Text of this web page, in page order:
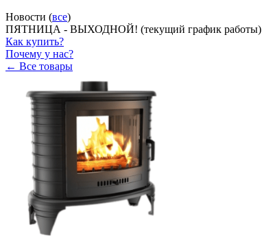
Новости (все)
ПЯТНИЦА - ВЫХОДНОЙ! (текущий график работы)
Как купить?
Почему у нас?
← Все товары